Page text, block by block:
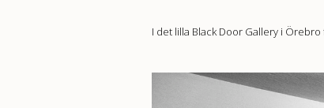
I det lilla Black Door Gallery i